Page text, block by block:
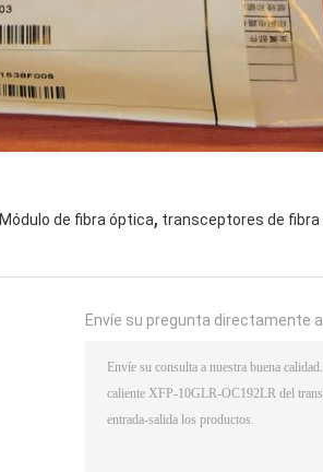
Módulo de fibra óptica, transceptores de
Envíe su pregunta directamente